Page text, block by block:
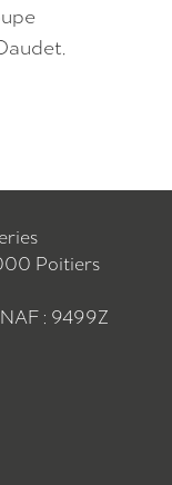
Poitiers
: 9499Z